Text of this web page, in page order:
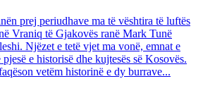
prej periudhave ma të vështira të luftës
Vraniq të Gjakovës ranë Mark Tunë
Njëzet e tetë vjet ma vonë, emnat e
e historisë dhe kujtesës së Kosovës.
vetëm historinë e dy burrave...